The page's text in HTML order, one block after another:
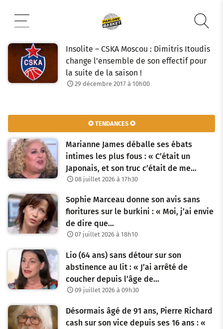
contenu
Insolite – CSKA Moscou : Dimitris Itoudis
change l’ensemble de son effectif pour
la suite de la saison !
29 décembre 2017 à 10h00
✪ TENDANCES ✪
Marianne James déballe ses ébats
intimes les plus fous : « C’était un
Japonais, et son truc c’était de me…
08 juillet 2026 à 17h30
Sophie Marceau donne son avis sans
fioritures sur le burkini : « Moi, j’ai envie
de dire que…
07 juillet 2026 à 18h10
Lio (64 ans) sans détour sur son
abstinence au lit : « J’ai arrêté de
coucher depuis l’âge de…
09 juillet 2026 à 09h30
Désormais âgé de 91 ans, Pierre Richard
cash sur son vice depuis ses 16 ans : «